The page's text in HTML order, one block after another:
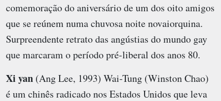
comemoração do aniversário de um dos oito amigos
que se reúnem numa chuvosa noite novaiorquina.
Surpreendente retrato das angústias do mundo gay
que marcaram o período pré-liberal dos anos 80.
Xi yan (Ang Lee, 1993) Wai-Tung (Winston Chao)
é um chinês radicado nos Estados Unidos que leva